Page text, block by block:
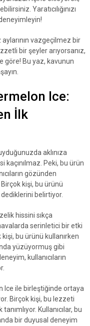
Yaratıcılığınızı
vazgeçilmez bir
bir şeyler arıyorsanız,
göre! Bu yaz, kavunun
Ice:
İlk
aklınıza
kaçınılmaz. Peki, bu ürün
gözünden
Birçok kişi, bu ürünü
belirtiyor.
hissini sıkça
serinletici bir etki
bu ürünü kullanırken
yüzüyormuş gibi
kullanıcıların
Ice ile birleştiğinde ortaya
Birçok kişi, bu lezzeti
Kullanıcılar, bu
bir duyusal deneyim